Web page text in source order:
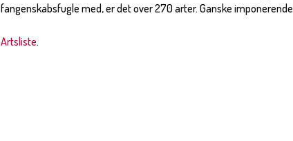
fangenskabsfugle med, er det over 270 arter. Ganske
Artsliste.